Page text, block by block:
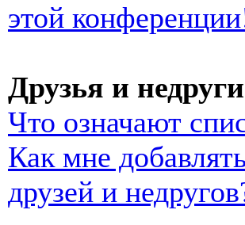
этой
Друзья и недруги
Что означают
Как мне
друзей и